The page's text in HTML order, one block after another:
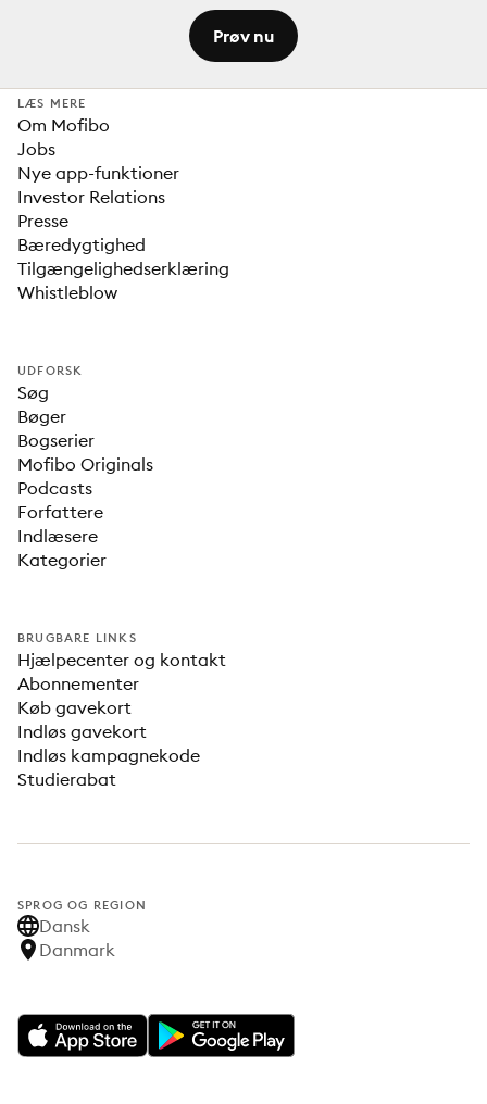
Prøv nu
LÆS MERE
Om Mofibo
Jobs
Nye app-funktioner
Investor Relations
Presse
Bæredygtighed
Tilgængelighedserklæring
Whistleblow
UDFORSK
Søg
Bøger
Bogserier
Mofibo Originals
Podcasts
Forfattere
Indlæsere
Kategorier
BRUGBARE LINKS
Hjælpecenter og kontakt
Abonnementer
Køb gavekort
Indløs gavekort
Indløs kampagnekode
Studierabat
SPROG OG REGION
Dansk
Danmark